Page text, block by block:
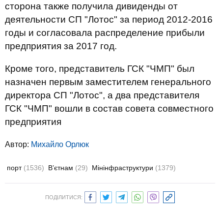
сторона также получила дивиденды от
деятельности СП "Лотос" за период 2012-2016
годы и согласовала распределение прибыли
предприятия за 2017 год.
Кроме того, представитель ГСК "ЧМП" был
назначен первым заместителем генерального
директора СП "Лотос", а два представителя
ГСК "ЧМП" вошли в состав совета совместного
предприятия
Автор: Михайло Орлюк
порт (1536) В’єтнам (29) Мінінфраструктури (1379)
ПОДІЛИТИСЯ: